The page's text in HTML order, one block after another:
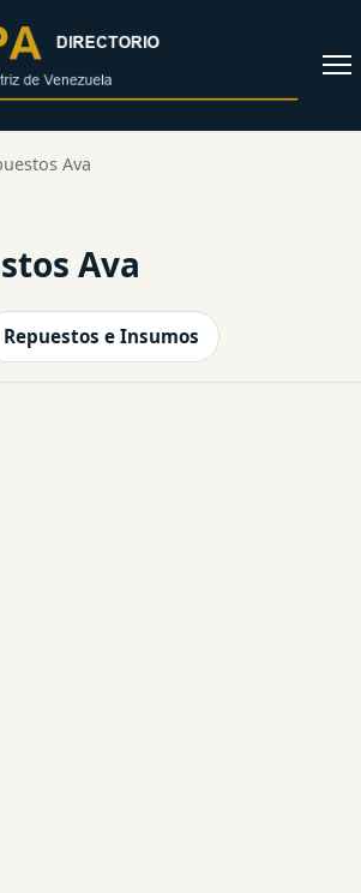
Abrir
Ava
Ava
Repuestos e Insumos